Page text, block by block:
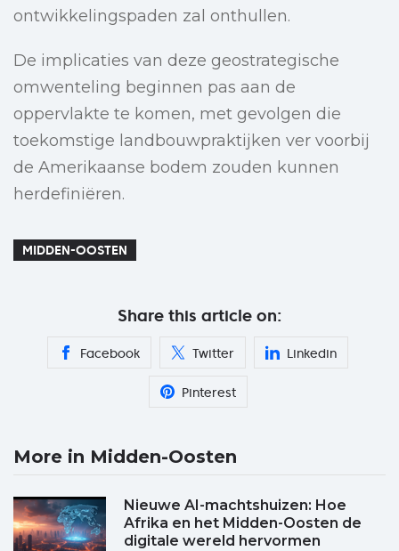
ontwikkelingspaden zal onthullen.
De implicaties van deze geostrategische
omwenteling beginnen pas aan de
oppervlakte te komen, met gevolgen die
toekomstige landbouwpraktijken ver voorbij
de Amerikaanse bodem zouden kunnen
herdefiniëren.
MIDDEN-OOSTEN
Share this article on:
Facebook Twitter Linkedin
Pinterest
More in Midden-Oosten
Nieuwe AI-machtshuizen: Hoe
Afrika en het Midden-Oosten de
digitale wereld hervormen